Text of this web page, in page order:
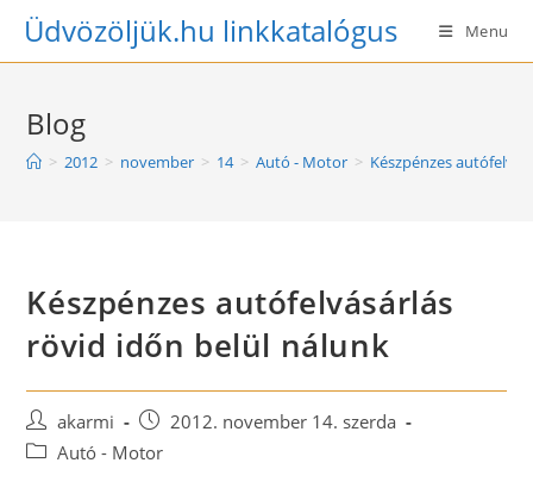
SkipÜdvözöljük.hu linkkatalógus Menu
Blog
> 2012 > november > 14 > Autó - Motor > Készpénzes
Készpénzes autófelvásárlás
rövid időn belül nálunk
Post
author:
akarmi
Post
published:
2012. november 14. szerda
PostAutó - Motor